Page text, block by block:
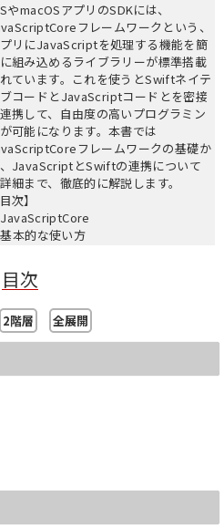
やmacOSアプリのSDKには、
フレームワークという、
リにJavaScriptを処理する機能を簡
組み込めるライブラリーが標準搭載
ています。これを使うとSwiftネイテ
コードとJavaScriptコードとを密接
携して、自由度の高いプログラミン
可能になります。本書では
フレームワークの基礎か
JavaScriptとSwiftの連携について
細まで、徹底的に解説します。
目次】
本的な使い方
APIを定義する
変数を扱うときの注意
座標や範囲を表す型の扱い
例外処理を使う
でPromiseを使う
Promiseを使いやすくする
目次
2階層 全展開